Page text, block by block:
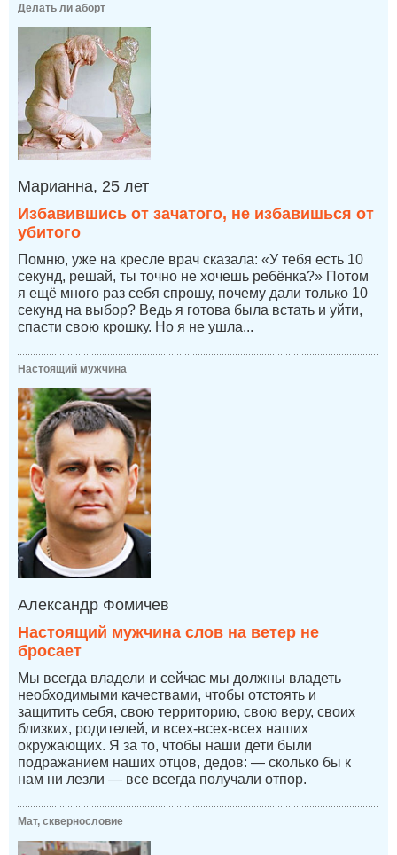
Делать ли аборт
Марианна, 25 лет
Избавившись от зачатого, не избавишься от
убитого
Помню, уже на кресле врач сказала: «У тебя есть 10
секунд, решай, ты точно не хочешь ребёнка?» Потом
я ещё много раз себя спрошу, почему дали только 10
секунд на выбор? Ведь я готова была встать и уйти,
спасти свою крошку. Но я не ушла...
Настоящий мужчина
Александр Фомичев
Настоящий мужчина слов на ветер не
бросает
Мы всегда владели и сейчас мы должны владеть
необходимыми качествами, чтобы отстоять и
защитить себя, свою территорию, свою веру, своих
близких, родителей, и всех-всех-всех наших
окружающих. Я за то, чтобы наши дети были
подражанием наших отцов, дедов: — сколько бы к
нам ни лезли — все всегда получали отпор.
Мат, сквернословие